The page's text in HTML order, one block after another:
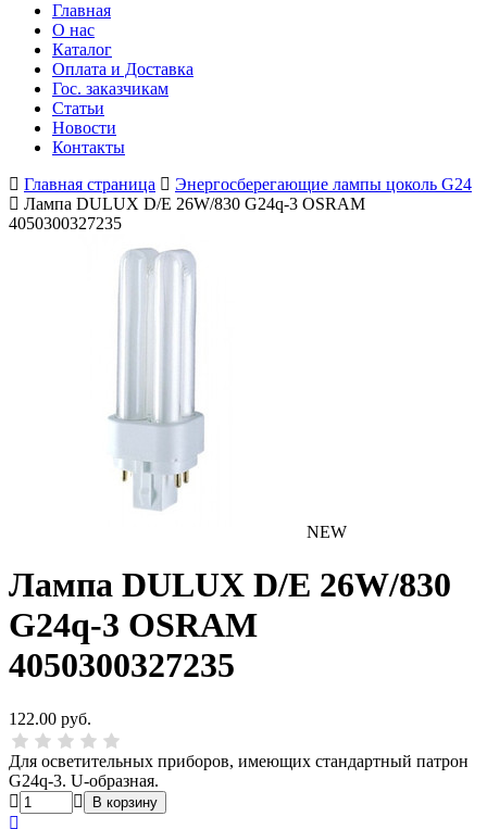
Главная
О нас
Каталог
Оплата и Доставка
Гос. заказчикам
Статьи
Новости
Контакты
Главная страница
Энергосберегающие лампы цоколь G24
Лампа DULUX D/E 26W/830 G24q-3 OSRAM
4050300327235
NEW
Лампа DULUX D/E 26W/830
G24q-3 OSRAM
4050300327235
122.00 руб.
Для осветительных приборов, имеющих стандартный патрон
G24q-3. U-образная.